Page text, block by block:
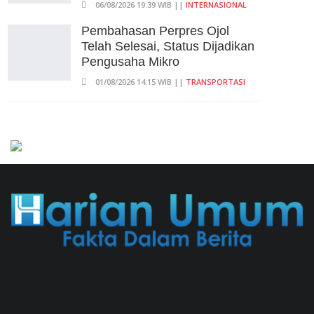
06/08/2026 19:39 WIB || INTERNASIONAL
Pembahasan Perpres Ojol
Telah Selesai, Status Dijadikan
Pengusaha Mikro
01/08/2026 14:15 WIB || TRANSPORTASI
Ditolak, Gagal Dapat Ganti
Rugi Rp 206 Juta
06/08/2026 12:28 WIB ||HUKUM